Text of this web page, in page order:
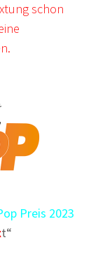
schon
Preis 2023
t“